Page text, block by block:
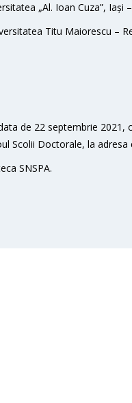
„Al. Ioan Cuza”, Iași
Titu Maiorescu –
de 22 septembrie 2021,
Scolii Doctorale, la adresa
SNSPA.